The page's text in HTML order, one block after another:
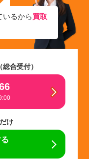
いるから買取
合受付）
け